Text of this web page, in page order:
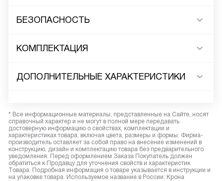
БЕЗОПАСНОСТЬ
КОМПЛЕКТАЦИЯ
ДОПОЛНИТЕЛЬНЫЕ ХАРАКТЕРИСТИКИ
* Все информационные материалы, представленные на Сайте, носят
справочный характер и не могут в полной мере передавать
достоверную информацию о свойствах, комплектации и
характеристиках товара, включая цвета, размеры и формы. Фирма-
производитель оставляет за собой право на внесение изменений в
конструкцию, дизайн и комплектацию товара без предварительного
уведомления. Перед оформлением Заказа Покупатель должен
обратиться к Продавцу для уточнения свойств и характеристик
Товара. Подробная информация о товаре указывается в инструкции и
на упаковке товара. Используемое название в России: Крона